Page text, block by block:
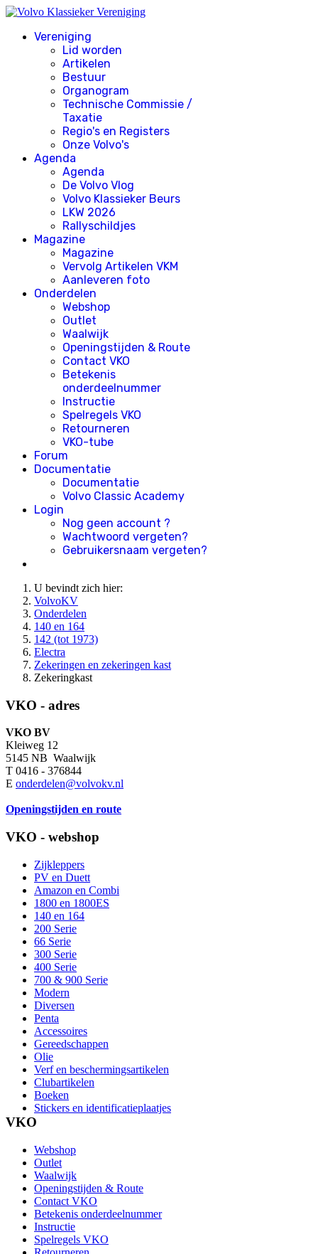
Vereniging
Lid worden
Artikelen
Bestuur
Organogram
Technische Commissie /
Taxatie
Regio's en Registers
Onze Volvo's
Agenda
Agenda
De Volvo Vlog
Volvo Klassieker Beurs
LKW 2026
Rallyschildjes
Magazine
Magazine
Vervolg Artikelen VKM
Aanleveren foto
Onderdelen
Webshop
Outlet
Waalwijk
Openingstijden & Route
Contact VKO
Betekenis
onderdeelnummer
Instructie
Spelregels VKO
Retourneren
VKO-tube
Forum
Documentatie
Documentatie
Volvo Classic Academy
Login
Nog geen account ?
Wachtwoord vergeten?
Gebruikersnaam vergeten?
U bevindt zich hier:
VolvoKV
Onderdelen
140 en 164
142 (tot 1973)
Electra
Zekeringen en zekeringen kast
Zekeringkast
VKO - adres
VKO BV
Kleiweg 12
5145 NB Waalwijk
T 0416 - 376844
E onderdelen@volvokv.nl
Openingstijden en route
VKO - webshop
Zijkleppers
PV en Duett
Amazon en Combi
1800 en 1800ES
140 en 164
200 Serie
66 Serie
300 Serie
400 Serie
700 & 900 Serie
Modern
Diversen
Penta
Accessoires
Gereedschappen
Olie
Verf en beschermingsartikelen
Clubartikelen
Boeken
Stickers en identificatieplaatjes
VKO
Webshop
Outlet
Waalwijk
Openingstijden & Route
Contact VKO
Betekenis onderdeelnummer
Instructie
Spelregels VKO